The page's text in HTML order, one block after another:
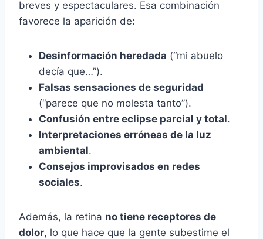
breves y espectaculares. Esa combinación
favorece la aparición de:
Desinformación heredada (“mi abuelo
decía que…”).
Falsas sensaciones de seguridad
(“parece que no molesta tanto”).
Confusión entre eclipse parcial y total.
Interpretaciones erróneas de la luz
ambiental.
Consejos improvisados en redes
sociales.
Además, la retina no tiene receptores de
dolor, lo que hace que la gente subestime el